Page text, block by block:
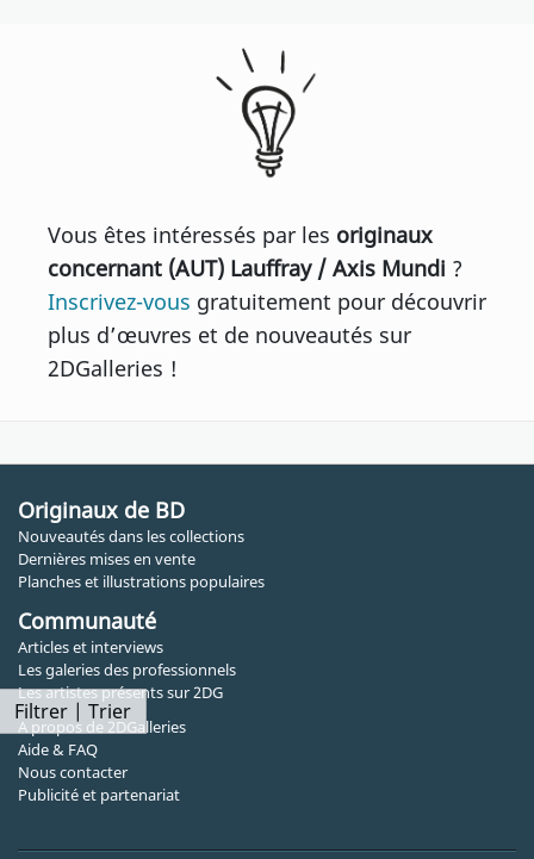
Filtrer | Trier
Vous êtes intéressés par les originaux
concernant (AUT) Lauffray / Axis Mundi ?
Inscrivez-vous gratuitement pour découvrir
plus d’œuvres et de nouveautés sur
2DGalleries !
Originaux de BD
Nouveautés dans les collections
Dernières mises en vente
Planches et illustrations populaires
Communauté
Articles et interviews
Les galeries des professionnels
Les artistes présents sur 2DG
A propos de 2DGalleries
Aide & FAQ
Nous contacter
Publicité et partenariat